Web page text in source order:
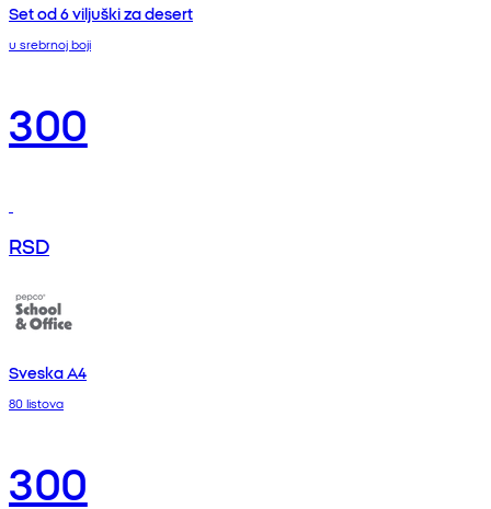
Set od 6 viljuški za desert
u srebrnoj boji
300
RSD
Sveska A4
80 listova
300